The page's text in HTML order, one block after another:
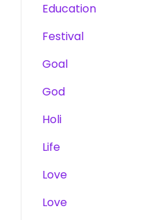
Education
Festival
Goal
God
Holi
Life
Love
Love